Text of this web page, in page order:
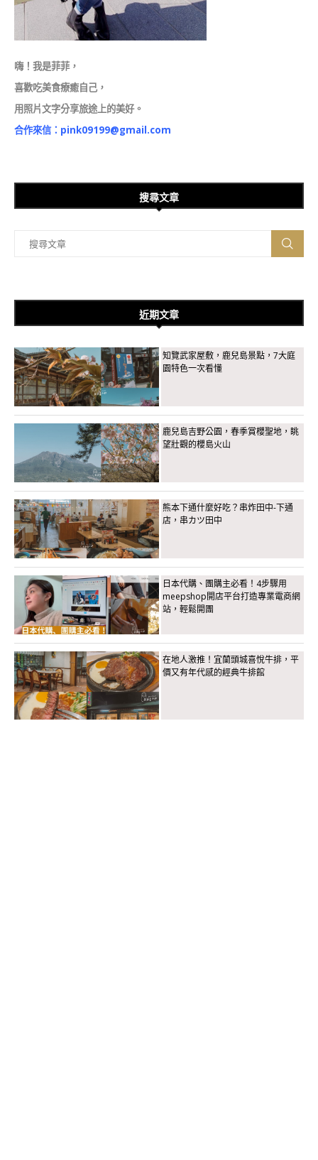
嗨！我是菲菲，
喜歡吃美食療癒自己，
用照片文字分享旅途上的美好。
合作來信： pink09199@gmail.com
搜尋文章
近期文章
知覽武家屋敷，鹿兒島景點，7大庭
園特色一次看懂
鹿兒島吉野公園，春季賞櫻聖地，眺
望壯觀的櫻島火山
熊本下通什麼好吃？串炸田中-下通
店，串カツ田中
日本代購、團購主必看！4步驟用
meepshop開店平台打造專業電商網
站，輕鬆開團
在地人激推！宜蘭頭城喜悅牛排，平
價又有年代感的經典牛排館